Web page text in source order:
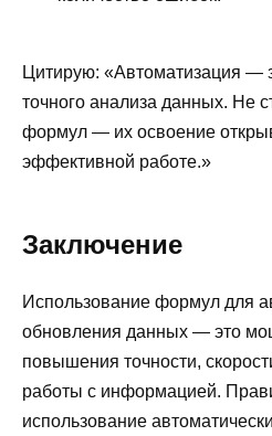
Цитирую: «Автоматизация —
точного анализа данных. Не
формул — их освоение
эффективной работе.»
Заключение
Использование формул для
обновления данных — это
повышения точности,
работы с информацией.
использование